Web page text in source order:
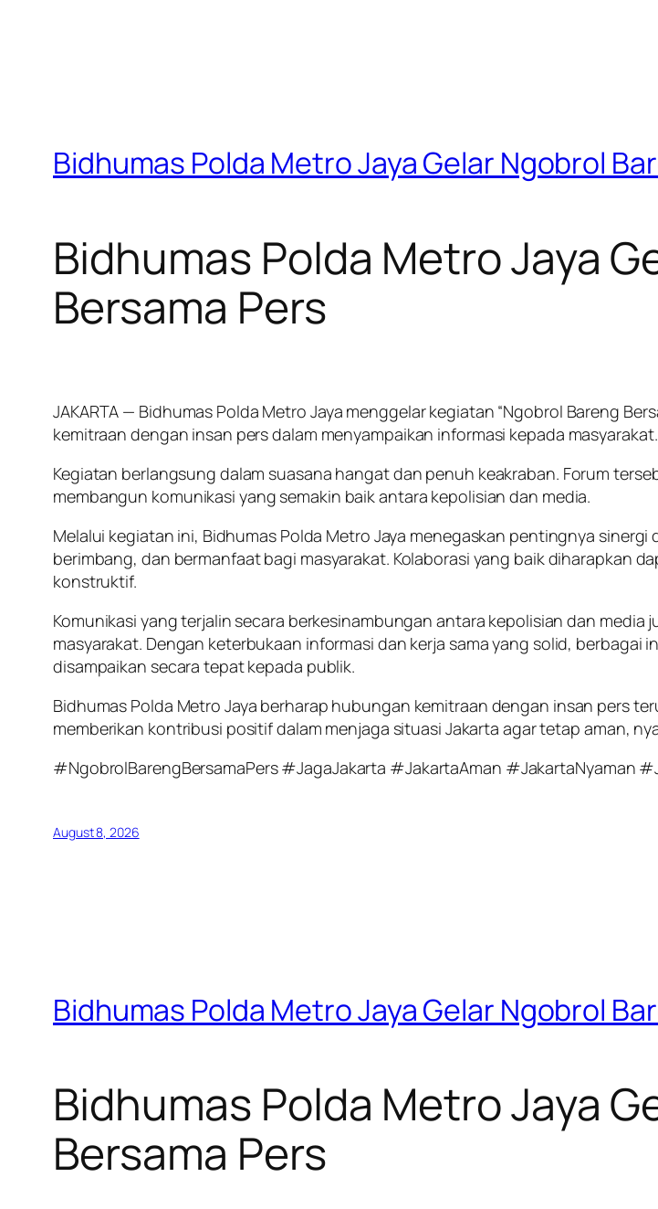
Bidhumas Polda Metro Jaya Gelar Ngobrol
Bidhumas Polda Metro Jaya
Bersama Pers
JAKARTA — Bidhumas Polda Metro Jaya menggelar kegiatan “Ngobrol Bareng
kemitraan dengan insan pers dalam menyampaikan informasi kepada masyarakat.
Kegiatan berlangsung dalam suasana hangat dan penuh keakraban. Forum
membangun komunikasi yang semakin baik antara kepolisian dan media.
Melalui kegiatan ini, Bidhumas Polda Metro Jaya menegaskan pentingnya
berimbang, dan bermanfaat bagi masyarakat. Kolaborasi yang baik diharapkan
konstruktif.
Komunikasi yang terjalin secara berkesinambungan antara kepolisian dan
masyarakat. Dengan keterbukaan informasi dan kerja sama yang solid,
disampaikan secara tepat kepada publik.
Bidhumas Polda Metro Jaya berharap hubungan kemitraan dengan insan pers
memberikan kontribusi positif dalam menjaga situasi Jakarta agar tetap aman,
#NgobrolBarengBersamaPers #JagaJakarta #JakartaAman #JakartaNyaman
August 8, 2026
Bidhumas Polda Metro Jaya Gelar Ngobrol
Bidhumas Polda Metro Jaya
Bersama Pers